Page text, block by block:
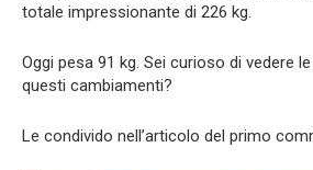
totale impressionante di 226 kg.
Oggi pesa 91 kg. Sei curioso di vedere
questi cambiamenti?
Le condivido nell’articolo del primo